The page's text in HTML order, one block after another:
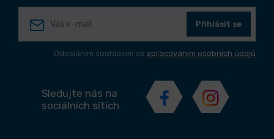
Přihlásit se
Odesláním souhlasím se zpracováním osobních údajů
Sledujte nás na
sociálních sítích